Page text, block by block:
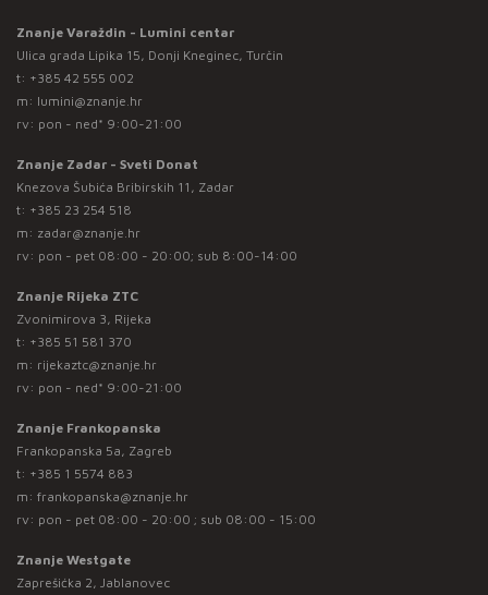
Znanje Varaždin - Lumini centar
Ulica grada Lipika 15, Donji Kneginec, Turčin
t: +385 42 555 002
m: lumini@znanje.hr
rv: pon - ned* 9:00-21:00
Znanje Zadar - Sveti Donat
Knezova Šubića Bribirskih 11, Zadar
t: +385 23 254 518
m: zadar@znanje.hr
rv: pon - pet 08:00 - 20:00; sub 8:00-14:00
Znanje Rijeka ZTC
Zvonimirova 3, Rijeka
t: +385 51 581 370
m: rijekaztc@znanje.hr
rv: pon - ned* 9:00-21:00
Znanje Frankopanska
Frankopanska 5a, Zagreb
t: +385 1 5574 883
m: frankopanska@znanje.hr
rv: pon - pet 08:00 - 20:00 ; sub 08:00 - 15:00
Znanje Westgate
Zaprešićka 2, Jablanovec